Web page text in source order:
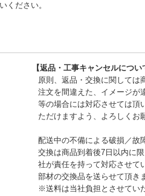
ください。
【返品・工事キャンセルについ
原則、返品・交換に関しては
注文を間違えた、イメージが
等の場合には対応させては頂
ただけますよう、よろしくお
配送中の不備による破損／故
交換は商品到着後7日以内に
社が責任を持って対応させて
部材の交換品を送らせて頂き
※送料は当社負担とさせてい